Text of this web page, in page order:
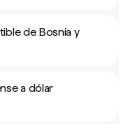
de Bosnia y
a dólar